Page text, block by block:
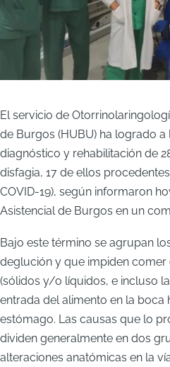
El servicio de
de Burgos (HUBU) ha logrado
diagnóstico y rehabilitación de
disfagia, 17 de ellos
COVID-19), según informaron
Asistencial de Burgos en un
Bajo este término se agrupan
deglución y que impiden comer
(sólidos y/o líquidos, e incluso
entrada del alimento en la boca
estómago. Las causas que lo
dividen generalmente en dos
alteraciones anatómicas en la